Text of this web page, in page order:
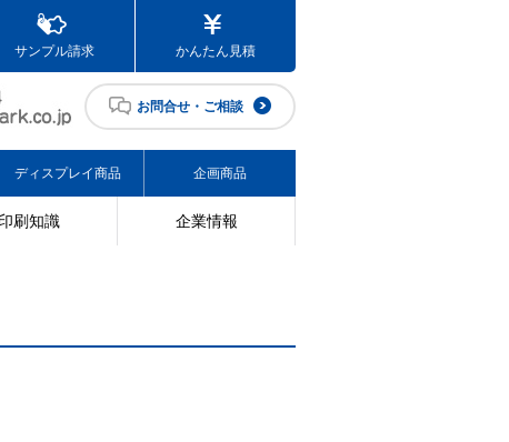
サンプル請求 かんたん見積
お問合せ・ご相談
印刷知識 企業情報
ディスプレイ商品 企画商品